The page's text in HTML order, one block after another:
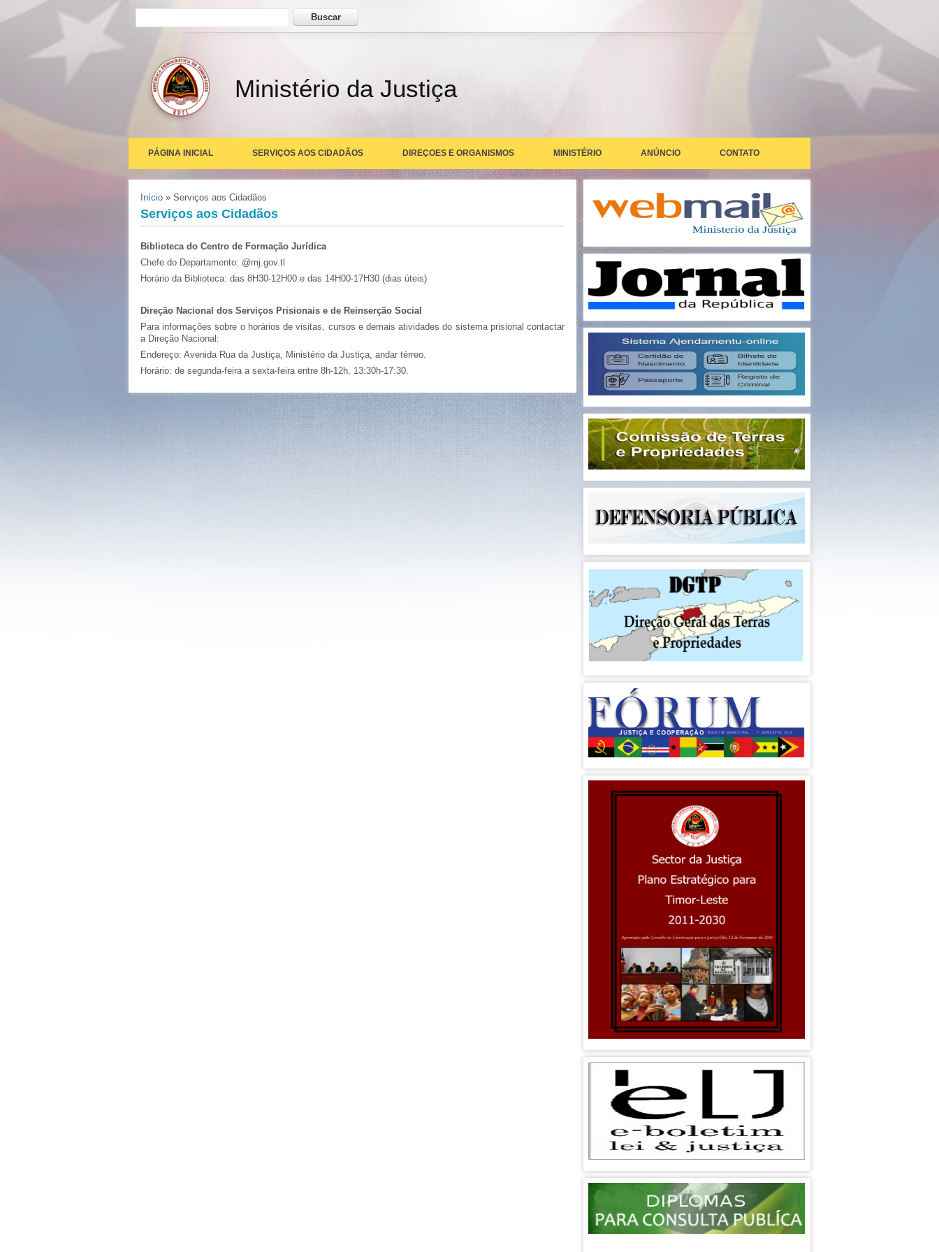
Formulário de busca Buscar
Ministério da Justiça
PÁGINA INICIAL SERVIÇOS AOS CIDADÃOS DIREÇOES E ORGANISMOS MINISTÉRIO ANÚNCIO CONTATO
Você está aqui
Início » Serviços aos Cidadãos
Serviços aos Cidadãos
Biblioteca do Centro de Formação Jurídica
Chefe do Departamento: @mj.gov.tl
Horário da Biblioteca: das 8H30-12H00 e das 14H00-17H30 (dias úteis)
Direção Nacional dos Serviços Prisionais e de Reinserção Social
Para informações sobre o horários de visitas, cursos e demais atividades do sistema prisional contactar
a Direção Nacional:
Endereço: Avenida Rua da Justiça, Ministério da Justiça, andar térreo.
Horário: de segunda-feira a sexta-feira entre 8h-12h, 13:30h-17:30.